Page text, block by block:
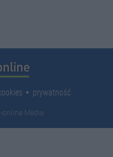
prywatność
Media